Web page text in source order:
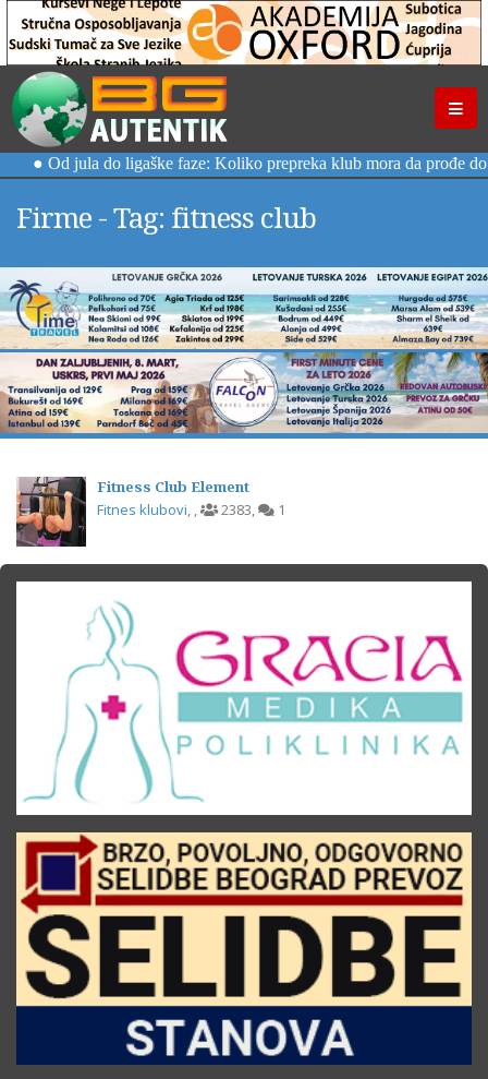
Firme - Tag: fitness club
Fitness Club Element
Fitnes klubovi, , 2383, 1